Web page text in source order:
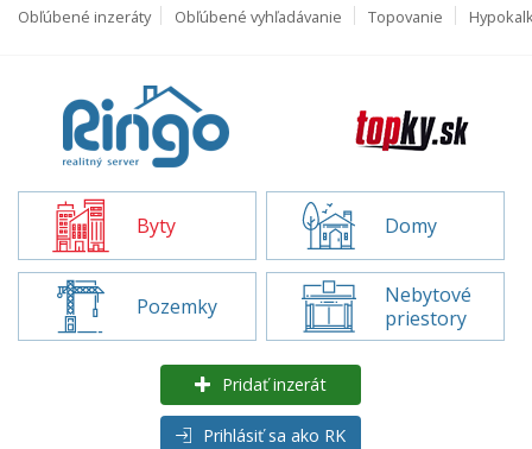
Obľúbené inzeráty Obľúbené vyhľadávanie Topovanie
Byty Domy
Pozemky
Nebytové
priestory
Pridať inzerát
Prihlásiť sa ako RK